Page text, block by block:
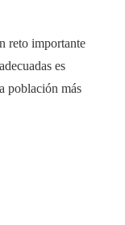
reto importante
es
población más